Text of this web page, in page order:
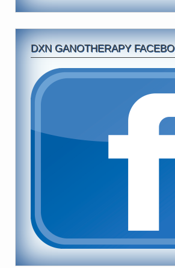
DXN GANOTHERAPY